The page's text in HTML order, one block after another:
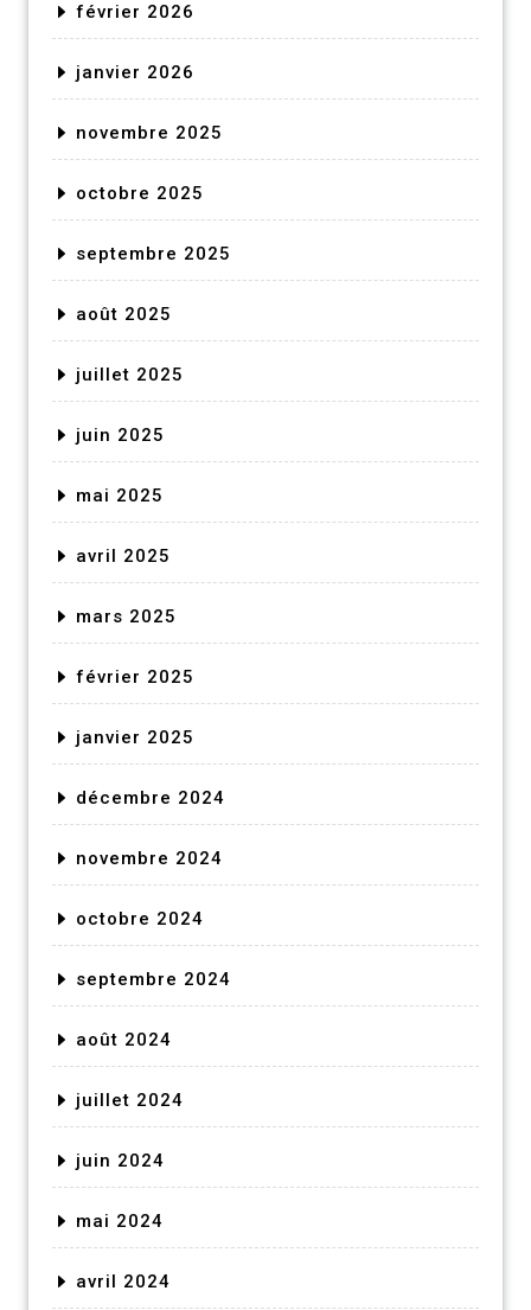
février 2026
janvier 2026
novembre 2025
octobre 2025
septembre 2025
août 2025
juillet 2025
juin 2025
mai 2025
avril 2025
mars 2025
février 2025
janvier 2025
décembre 2024
novembre 2024
octobre 2024
septembre 2024
août 2024
juillet 2024
juin 2024
mai 2024
avril 2024